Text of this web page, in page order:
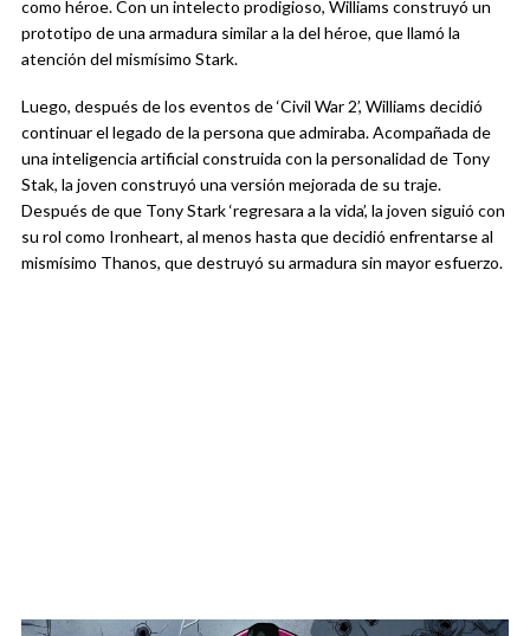
como héroe. Con un intelecto prodigioso, Williams construyó un
prototipo de una armadura similar a la del héroe, que llamó la
atención del mismísimo Stark.
Luego, después de los eventos de ‘Civil War 2’, Williams decidió
continuar el legado de la persona que admiraba. Acompañada de
una inteligencia artificial construida con la personalidad de Tony
Stak, la joven construyó una versión mejorada de su traje.
Después de que Tony Stark ‘regresara a la vida’, la joven siguió con
su rol como Ironheart, al menos hasta que decidió enfrentarse al
mismísimo Thanos, que destruyó su armadura sin mayor esfuerzo.